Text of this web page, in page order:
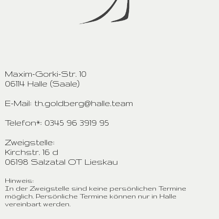
Maxim-Gorki-Str. 10
06114 Halle (Saale)
E-Mail: th.goldberg@halle.team
Telefon*: 0345 96 3919 95
Zweigstelle:
Kirchstr. 16 d
06198 Salzatal OT Lieskau
Hinweis:
In der Zweigstelle sind keine persönlichen Termine
möglich. Persönliche Termine können nur in Halle
vereinbart werden.